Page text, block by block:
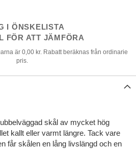
I ÖNSKELISTA
FÖR ATT JÄMFÖRA
är 0,00 kr. Rabatt beräknas från ordinarie
pris.
skål av mycket hög
kallt eller varmt längre. Tack vare
får skålen en lång livslängd och en